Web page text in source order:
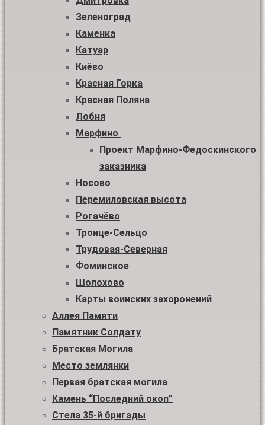
Зеленоград
Каменка
Катуар
Киёво
Красная Горка
Красная Поляна
Лобня
Марфино
Проект Марфино-Федоскинского
заказника
Носово
Перемиловская высота
Рогачёво
Троице-Сельцо
Трудовая-Северная
Фоминское
Шолохово
Карты воинских захоронений
Аллея Памяти
Памятник Солдату
Братская Могила
Место землянки
Первая братская могила
Камень “Последний окоп”
Стела 35-й бригады